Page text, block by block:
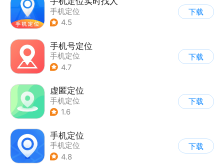
手机定位
4.5
下载
手机号定位
手机定位
4.7
下载
虚匿定位
手机定位
1.6
下载
手机定位
手机定位
4.8
下载